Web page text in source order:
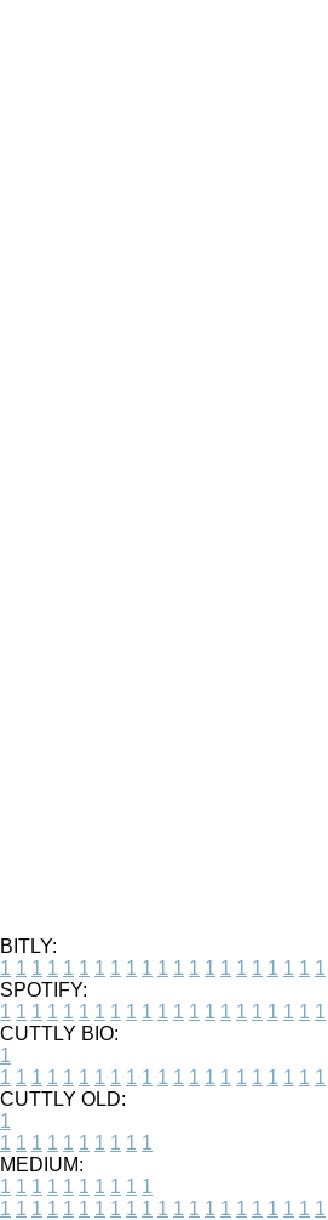
BITLY:
1 1 1 1 1 1 1 1 1 1 1 1 1 1 1 1 1 1 1 1 1
SPOTIFY:
1 1 1 1 1 1 1 1 1 1 1 1 1 1 1 1 1 1 1 1 1
CUTTLY BIO:
1
1 1 1 1 1 1 1 1 1 1 1 1 1 1 1 1 1 1 1 1 1
CUTTLY OLD:
1
1 1 1 1 1 1 1 1 1 1
MEDIUM:
1 1 1 1 1 1 1 1 1 1
1 1 1 1 1 1 1 1 1 1 1 1 1 1 1 1 1 1 1 1 1